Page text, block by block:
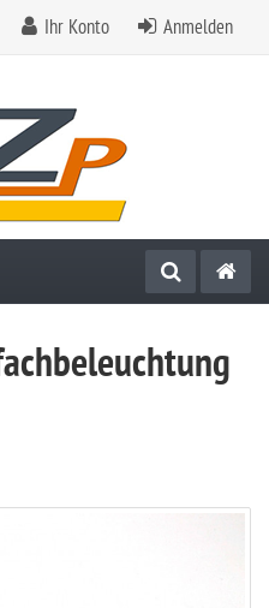
Ihr Konto Anmelden